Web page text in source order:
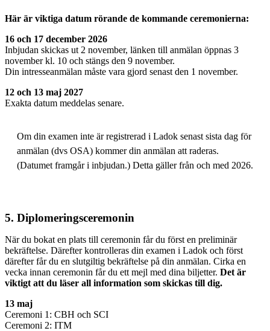
Här är viktiga datum rörande de kommande ceremonierna:
16 och 17 december 2026
Inbjudan skickas ut 2 november, länken till anmälan öppnas 3
november kl. 10 och stängs den 9 november.
Din intresseanmälan måste vara gjord senast den 1 november.
12 och 13 maj 2027
Exakta datum meddelas senare.
Om din examen inte är registrerad i Ladok senast sista dag för
anmälan (dvs OSA) kommer din anmälan att raderas.
(Datumet framgår i inbjudan.) Detta gäller från och med 2026.
5. Diplomeringsceremonin
När du bokat en plats till ceremonin får du först en preliminär
bekräftelse. Därefter kontrolleras din examen i Ladok och först
därefter får du en slutgiltig bekräftelse på din anmälan. Cirka en
vecka innan ceremonin får du ett mejl med dina biljetter. Det är
viktigt att du läser all information som skickas till dig.
13 maj
Ceremoni 1: CBH och SCI
Ceremoni 2: ITM